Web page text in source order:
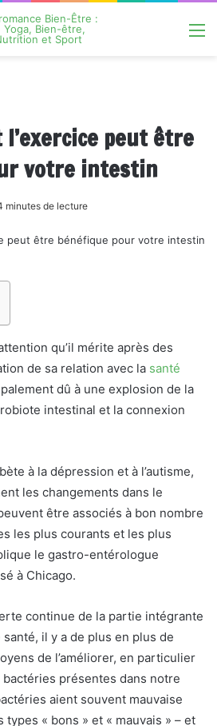
peut être
votre intestin
minutes de lecture
qu’il mérite après des
de sa relation avec la santé
dû à une explosion de la
intestinal et la connexion
à la dépression et à l’autisme,
les changements dans le
être associés à bon nombre
les plus courants et les plus
le gastro-entérologue
à Chicago.
continue de la partie intégrante
il y a de plus en plus de
de l’améliorer, en particulier
présentes dans notre
aient souvent mauvaise
« bons » et « mauvais » – et